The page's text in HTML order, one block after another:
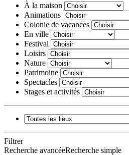
À la maison
Animations
Colonie de vacances
En ville
Festival
Loisirs
Nature
Patrimoine
Spectacles
Stages et activités
Filtrer
Recherche avancéeRecherche simple